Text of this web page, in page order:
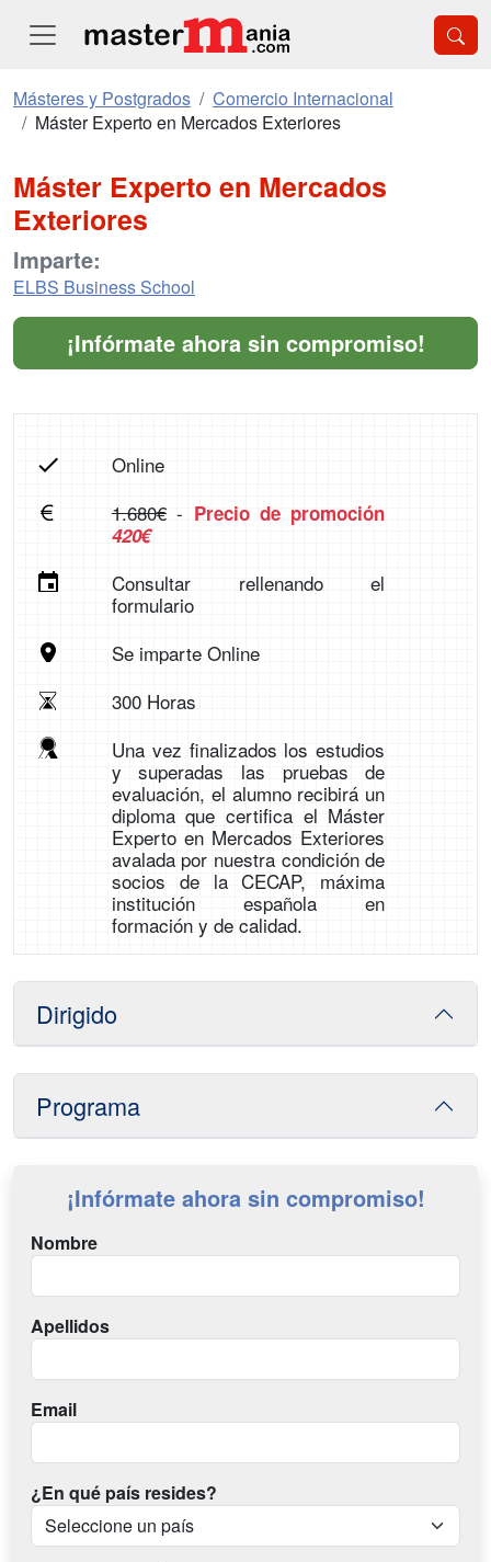
Másteres y Postgrados
Comercio Internacional
Máster Experto en Mercados Exteriores
Máster Experto en Mercados
Exteriores
Imparte:
ELBS Business School
¡Infórmate ahora sin compromiso!
Online
1.680€- Precio de promoción
420€
Consultar rellenando el
formulario
Se imparte Online
300 Horas
Una vez finalizados los estudios
y superadas las pruebas de
evaluación, el alumno recibirá un
diploma que certifica el Máster
Experto en Mercados Exteriores
avalada por nuestra condición de
socios de la CECAP, máxima
institución española en
formación y de calidad.
Dirigido
Programa
¡Infórmate ahora sin compromiso!
Nombre
Apellidos
Email
¿En qué país resides?